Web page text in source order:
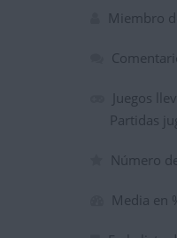
+2 hace
Miembro
Juegos
Partidas
Número
Media en